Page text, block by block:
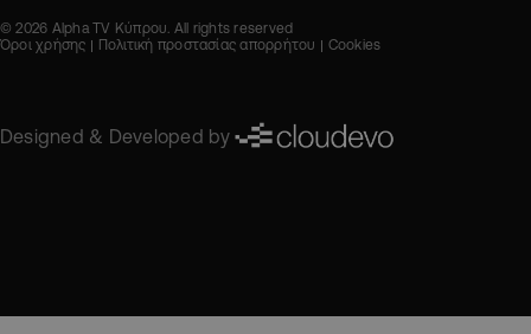
© 2026 Alpha TV Κύπρου. All rights reserved
Όροι χρήσης
Πολιτική προστασίας απορρήτου Cookies
Designed & Developed by